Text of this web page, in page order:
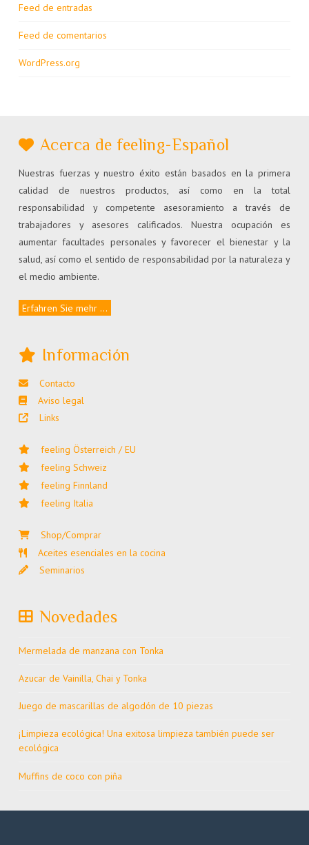
Feed de entradas
Feed de comentarios
WordPress.org
Acerca de feeling-Español
Nuestras fuerzas y nuestro éxito están basados en la primera
calidad de nuestros productos, así como en la total
responsabilidad y competente asesoramiento a través de
trabajadores y asesores calificados. Nuestra ocupación es
aumentar facultades personales y favorecer el bienestar y la
salud, así como el sentido de responsabilidad por la naturaleza y
el medio ambiente.
Erfahren Sie mehr ...
Información
Contacto
Aviso legal
Links
feeling Österreich / EU
feeling Schweiz
feeling Finnland
feeling Italia
Shop/Comprar
Aceites esenciales en la cocina
Seminarios
Novedades
Mermelada de manzana con Tonka
Azucar de Vainilla, Chai y Tonka
Juego de mascarillas de algodón de 10 piezas
¡Limpieza ecológica! Una exitosa limpieza también puede ser
ecológica
Muffins de coco con piña